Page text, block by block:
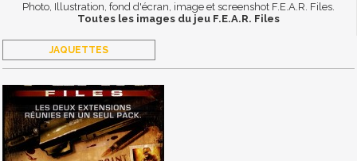
Photo, Illustration, fond d'écran, image et screenshot F.E.A.R. Files.
Toutes les images du jeu F.E.A.R. Files
JAQUETTES